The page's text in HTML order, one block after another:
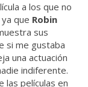
a los que no
que Robin
sus
si me gustaba
una actuación
indiferente.
las películas en